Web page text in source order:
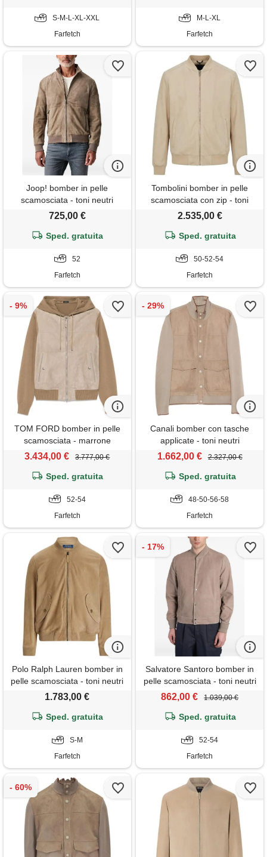
S-M-L-XL-XXL
Farfetch
M-L-XL
Farfetch
Joop! bomber in pelle
scamosciata - toni neutri
725,00 €
Sped. gratuita
52
Farfetch
Tombolini bomber in pelle
scamosciata con zip - toni
neutri
2.535,00 €
Sped. gratuita
50-52-54
Farfetch
TOM FORD bomber in pelle
scamosciata - marrone
3.434,00 € 3.777,00 €
Sped. gratuita
52-54
Farfetch
Canali bomber con tasche
applicate - toni neutri
1.662,00 € 2.327,00 €
Sped. gratuita
48-50-56-58
Farfetch
Polo Ralph Lauren bomber in
pelle scamosciata - toni neutri
1.783,00 €
Sped. gratuita
S-M
Farfetch
Salvatore Santoro bomber in
pelle scamosciata - toni neutri
862,00 € 1.039,00 €
Sped. gratuita
52-54
Farfetch